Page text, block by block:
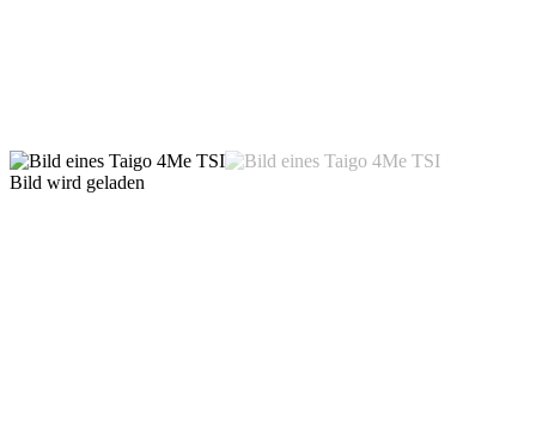
Bild wird geladen